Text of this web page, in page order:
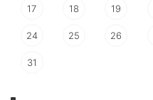
17 18 19
24 25 26
31